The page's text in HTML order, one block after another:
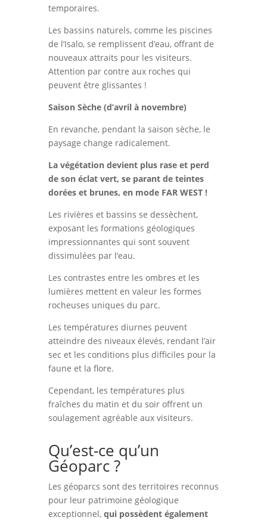
temporaires.
Les bassins naturels, comme les piscines
de l’Isalo, se remplissent d’eau, offrant de
nouveaux attraits pour les visiteurs.
Attention par contre aux roches qui
peuvent être glissantes !
Saison Sèche (d’avril à novembre)
En revanche, pendant la saison sèche, le
paysage change radicalement.
La végétation devient plus rase et perd
de son éclat vert, se parant de teintes
dorées et brunes, en mode FAR WEST !
Les rivières et bassins se dessèchent,
exposant les formations géologiques
impressionnantes qui sont souvent
dissimulées par l’eau.
Les contrastes entre les ombres et les
lumières mettent en valeur les formes
rocheuses uniques du parc.
Les températures diurnes peuvent
atteindre des niveaux élevés, rendant l’air
sec et les conditions plus difficiles pour la
faune et la flore.
Cependant, les températures plus
fraîches du matin et du soir offrent un
soulagement agréable aux visiteurs.
Qu’est-ce qu’un
Géoparc ?
Les géoparcs sont des territoires reconnus
pour leur patrimoine géologique
exceptionnel, qui possèdent également